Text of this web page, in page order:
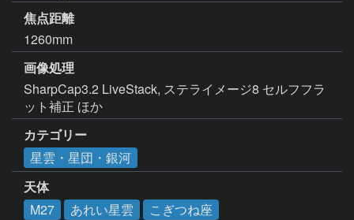
焦点距離
1260mm
画像処理
SharpCap3.2 LiveStack, ステライメージ8 セルフフラ
ット補正 ほか
カテゴリー
星雲・星団・銀河
天体
M27
あれい星雲 こぎつね座